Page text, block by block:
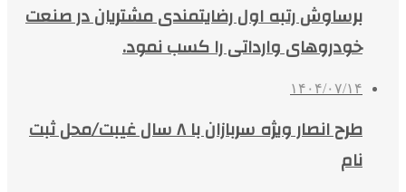
برساوش رتبه اول رضایتمندی مشتریان در صنعت
خودروهای وارداتی را کسب نمود.
۱۴۰۴/۰۷/۱۴
طرح انصار ویژه سربازان با ۸ سال غیبت/محل ثبت
نام